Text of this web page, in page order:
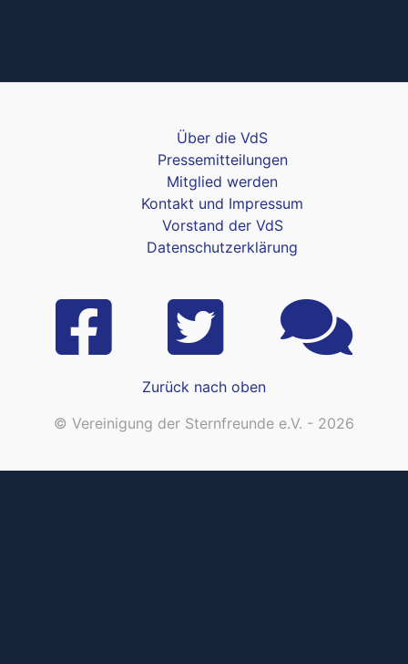
Über die VdS
Pressemitteilungen
Mitglied werden
Kontakt und Impressum
Vorstand der VdS
Datenschutzerklärung
Zurück nach oben
© Vereinigung der Sternfreunde e.V. - 2026